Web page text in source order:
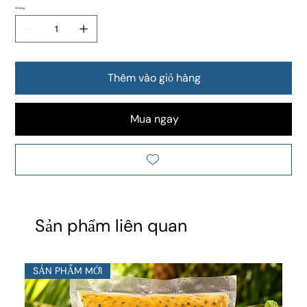
Số lượng
Thêm vào giỏ hàng
Mua ngay
Sản phẩm liên quan
SẢN PHẨM MỚI